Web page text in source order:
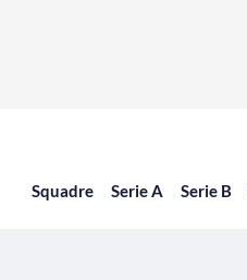
Squadre Serie A Serie B